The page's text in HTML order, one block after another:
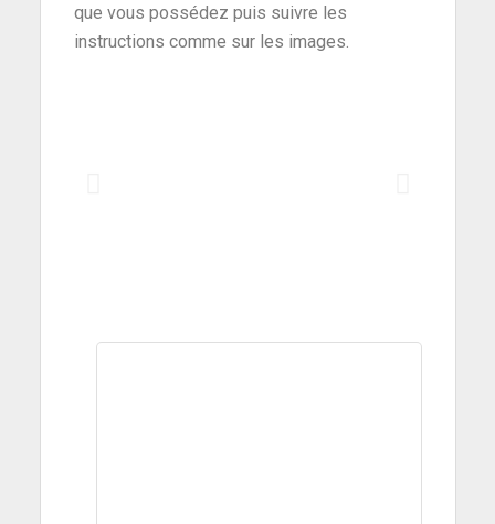
que vous possédez puis suivre les
instructions comme sur les images.